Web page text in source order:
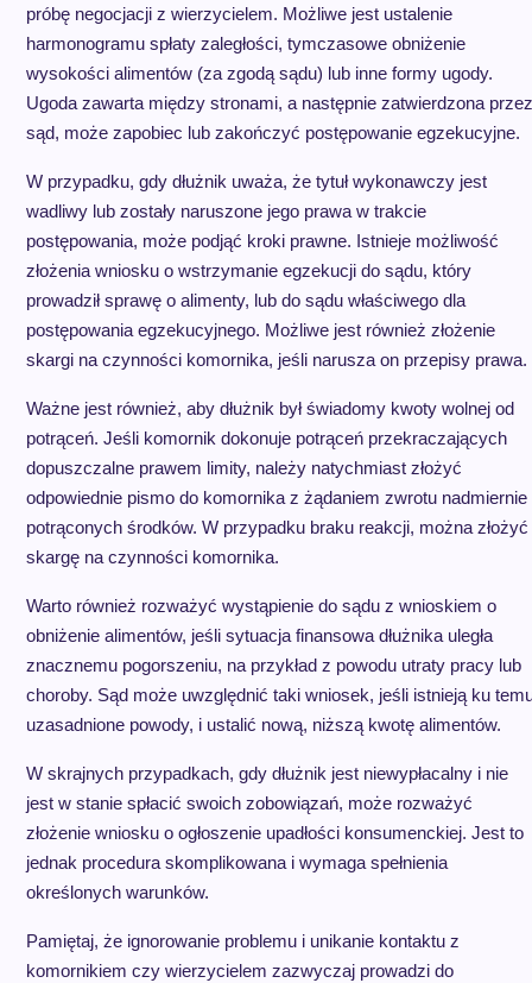
próbę negocjacji z wierzycielem. Możliwe jest ustalenie
harmonogramu spłaty zaległości, tymczasowe obniżenie
wysokości alimentów (za zgodą sądu) lub inne formy ugody.
Ugoda zawarta między stronami, a następnie zatwierdzona przez
sąd, może zapobiec lub zakończyć postępowanie egzekucyjne.
W przypadku, gdy dłużnik uważa, że tytuł wykonawczy jest
wadliwy lub zostały naruszone jego prawa w trakcie
postępowania, może podjąć kroki prawne. Istnieje możliwość
złożenia wniosku o wstrzymanie egzekucji do sądu, który
prowadził sprawę o alimenty, lub do sądu właściwego dla
postępowania egzekucyjnego. Możliwe jest również złożenie
skargi na czynności komornika, jeśli narusza on przepisy prawa.
Ważne jest również, aby dłużnik był świadomy kwoty wolnej od
potrąceń. Jeśli komornik dokonuje potrąceń przekraczających
dopuszczalne prawem limity, należy natychmiast złożyć
odpowiednie pismo do komornika z żądaniem zwrotu nadmiernie
potrąconych środków. W przypadku braku reakcji, można złożyć
skargę na czynności komornika.
Warto również rozważyć wystąpienie do sądu z wnioskiem o
obniżenie alimentów, jeśli sytuacja finansowa dłużnika uległa
znacznemu pogorszeniu, na przykład z powodu utraty pracy lub
choroby. Sąd może uwzględnić taki wniosek, jeśli istnieją ku
uzasadnione powody, i ustalić nową, niższą kwotę alimentów.
W skrajnych przypadkach, gdy dłużnik jest niewypłacalny i nie
jest w stanie spłacić swoich zobowiązań, może rozważyć
złożenie wniosku o ogłoszenie upadłości konsumenckiej. Jest to
jednak procedura skomplikowana i wymaga spełnienia
określonych warunków.
Pamiętaj, że ignorowanie problemu i unikanie kontaktu z
komornikiem czy wierzycielem zazwyczaj prowadzi do